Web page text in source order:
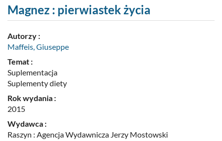
10
Magnez : pierwiastek życia
Autorzy :
Maffeis, Giuseppe
Temat :
Suplementacja
Suplementy diety
Rok wydania :
2015
Wydawca :
Raszyn : Agencja Wydawnicza Jerzy Mostowski